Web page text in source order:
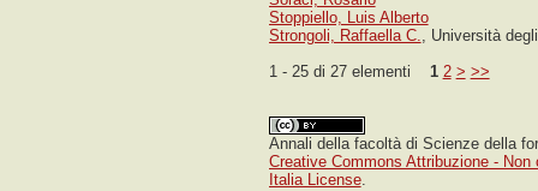
Stoppiello, Luis Alberto
Strongoli, Raffaella C., Università
1 - 25 di 27 elementi 1 2 > >>
Annali della facoltà di Scienze della
Creative Commons Attribuzione -
Italia License.